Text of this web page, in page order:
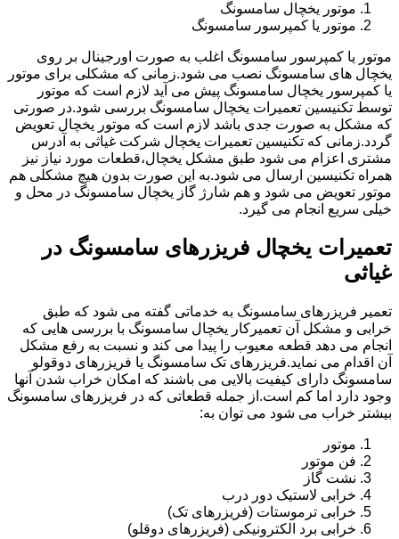
موتور یخچال سامسونگ
موتور یا کمپرسور سامسونگ
موتور یا کمپرسور سامسونگ اغلب به صورت اورجینال بر روی
یخچال های سامسونگ نصب می شود.زمانی که مشکلی برای موتور
یا کمپرسور یخچال سامسونگ پیش می آید لازم است که موتور
توسط تکنیسین تعمیرات یخچال سامسونگ بررسی شود.در صورتی
که مشکل به صورت جدی باشد لازم است که موتور یخچال تعویض
گردد.زمانی که تکنیسین تعمیرات یخچال شرکت غیاثی به آدرس
مشتری اعزام می شود طبق مشکل یخچال،قطعات مورد نیاز نیز
همراه تکنیسین ارسال می شود.به این صورت بدون هیچ مشکلی هم
موتور تعویض می شود و هم شارژ گاز یخچال سامسونگ در محل و
خیلی سریع انجام می گیرد.
تعمیرات یخچال فریزرهای سامسونگ در
غیاثی
تعمیر فریزرهای سامسونگ به خدماتی گفته می شود که طبق
خرابی و مشکل آن تعمیرکار یخچال سامسونگ با بررسی هایی که
انجام می دهد قطعه معیوب را پیدا می کند و نسبت به رفع مشکل
آن اقدام می نماید.فریزرهای تک سامسونگ یا فریزرهای دوقولو
سامسونگ دارای کیفیت بالایی می باشند که امکان خراب شدن آنها
وجود دارد اما کم است.از جمله قطعاتی که در فریزرهای سامسونگ
بیشتر خراب می شود می توان به:
موتور
فن موتور
نشت گاز
خرابی لاستیک دور درب
خرابی ترموستات (فریزرهای تک)
خرابی برد الکترونیکی (فریزرهای دوقلو)